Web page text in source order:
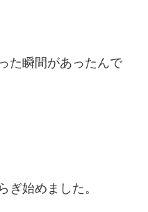
た瞬間があったんで
ぎ始めました。